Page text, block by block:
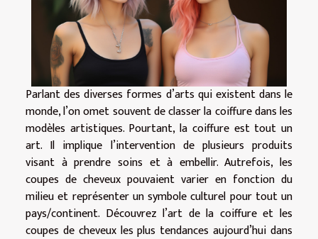
Parlant des diverses formes d’arts qui existent dans le
monde, l’on omet souvent de classer la coiffure dans les
modèles artistiques. Pourtant, la coiffure est tout un
art. Il implique l’intervention de plusieurs produits
visant à prendre soins et à embellir. Autrefois, les
coupes de cheveux pouvaient varier en fonction du
milieu et représenter un symbole culturel pour tout un
pays/continent. Découvrez l’art de la coiffure et les
coupes de cheveux les plus tendances aujourd’hui dans